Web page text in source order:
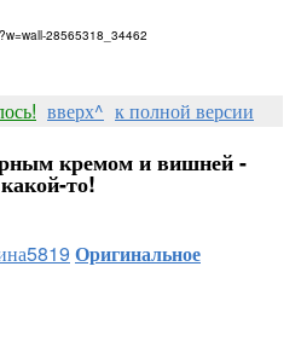
28565318_34462
вверх^ к полной версии
кремом и вишней -
то!
Оригинальное